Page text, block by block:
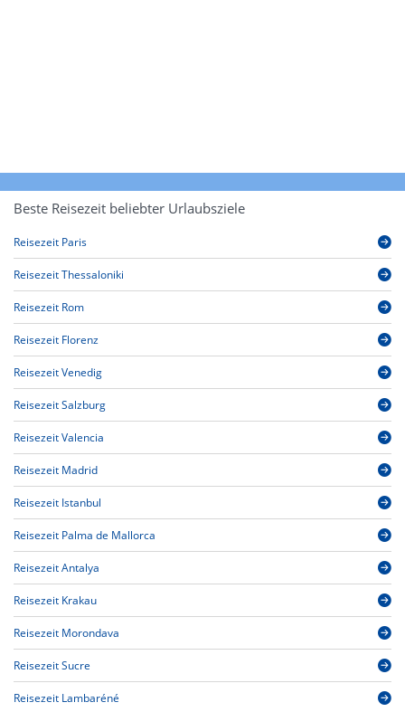
Beste Reisezeit beliebter Urlaubsziele
Reisezeit Paris
Reisezeit Thessaloniki
Reisezeit Rom
Reisezeit Florenz
Reisezeit Venedig
Reisezeit Salzburg
Reisezeit Valencia
Reisezeit Madrid
Reisezeit Istanbul
Reisezeit Palma de Mallorca
Reisezeit Antalya
Reisezeit Krakau
Reisezeit Morondava
Reisezeit Sucre
Reisezeit Lambaréné